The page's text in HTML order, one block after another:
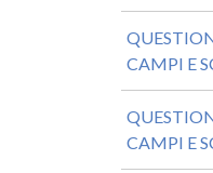
CAMPI E
CAMPI E